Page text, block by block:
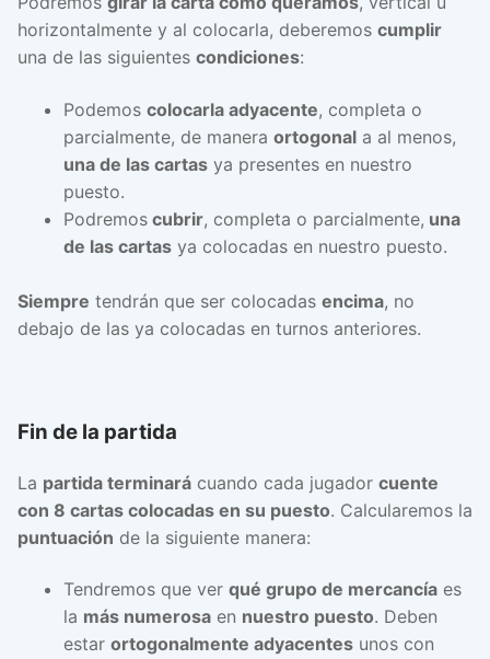
horizontalmente y al colocarla, deberemos cumplir
una de las siguientes condiciones:
Podemos colocarla adyacente, completa o
parcialmente, de manera ortogonala al menos,
una de las cartasya presentes en nuestro
puesto.
Podremoscubrir, completa o parcialmente, una
de las cartasya colocadas en nuestro puesto.
Siempre tendrán que ser colocadas encima, no
debajo de las ya colocadas en turnos anteriores.
Fin de la partida
La partida terminará cuando cada jugador cuente
con 8 cartas colocadas en su puesto. Calcularemos la
puntuación de la siguiente manera:
Tendremos que ver qué grupo de mercancíaes
la más numerosaen nuestro puesto. Deben
estar ortogonalmente adyacentesunos con